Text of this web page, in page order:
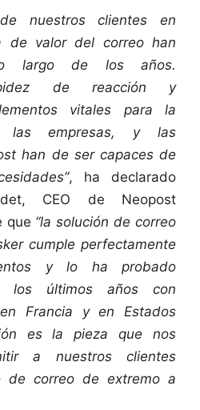
nuestros clientes en
de valor del correo han
largo de los años.
de reacción y
vitales para la
las empresas, y las
han de ser capaces de
, ha declarado
CEO de Neopost
que “la solución de correo
cumple perfectamente
y lo ha probado
los últimos años con
Francia y en Estados
es la pieza que nos
a nuestros clientes
de correo de extremo a